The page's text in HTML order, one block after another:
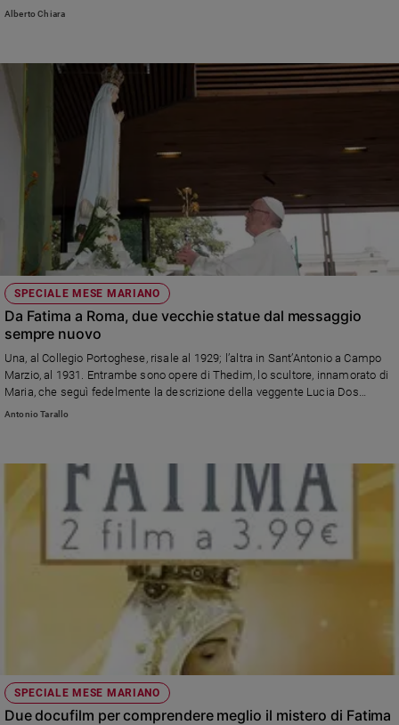
nel mondo.
Alberto Chiara
SPECIALE MESE MARIANO
Da Fatima a Roma, due vecchie statue dal messaggio
sempre nuovo
Una, al Collegio Portoghese, risale al 1929; l’altra in Sant’Antonio a Campo
Marzio, al 1931. Entrambe sono opere di Thedim, lo scultore, innamorato di
Maria, che seguì fedelmente la descrizione della veggente Lucia Dos
Santos.
Antonio Tarallo
SPECIALE MESE MARIANO
Due docufilm per comprendere meglio il mistero di Fatima